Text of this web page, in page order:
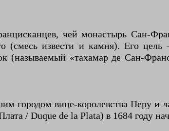
чей монастырь Сан-
извести и камня). Его цель
(называемый «тахамар де Сан-
городом вице-королевства Перу и
/ Duque de la Plata) в 1684 году